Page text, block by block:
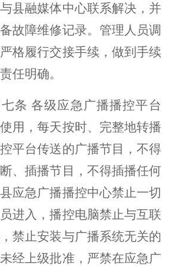
县融媒体中心联系解决，并
故障维修记录。管理人员调
格履行交接手续，做到手续
任明确。
七条 各级应急广播播控平台
用，每天按时、完整地转播
控平台传送的广播节目，不得
、插播节目，不得插播任何
县应急广播播控中心禁止一切
进入，播控电脑禁止与互联
禁止安装与广播系统无关的
经上级批准，严禁在应急广